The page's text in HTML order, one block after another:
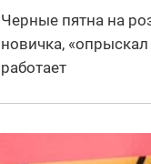
Черные пятна на
новичка,
работает